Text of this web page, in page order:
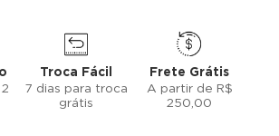
Troca Fácil
7 dias para troca
grátis
Frete Grátis
A partir de R$
250,00